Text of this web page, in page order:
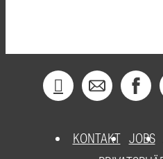
KONTAKT JOBS